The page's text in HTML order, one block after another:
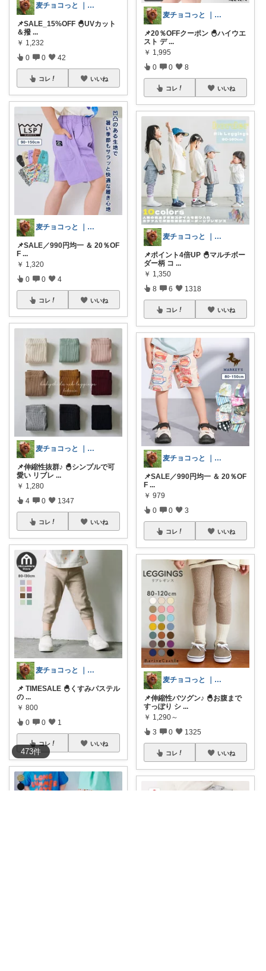
473件
麦チョコっと ｜ キッズ＆ベビー 夏
📌SALE_15%OFF 🐣UVカット
＆撥 ...
￥ 1,232
0 0 42
コレ いいね
麦チョコっと ｜ キッズ＆ベビー 夏
📌SALE／990円均一 ＆ 20％OF
F ...
￥ 1,320
0 0 4
コレ いいね
麦チョコっと ｜ キッズ＆ベビー 夏
📌伸縮性抜群♪ 🐣シンプルで可
愛い リブレ ...
￥ 1,280
4 0 1347
コレ いいね
麦チョコっと ｜ キッズ＆ベビー 夏
📌 TIMESALE 🐣くすみパステル
の ...
￥ 800
0 0 1
コレ いいね
麦チョコっと ｜ キッズ＆ベビー 夏
📌20％OFFクーポン 🐣ハイウエ
スト デ ...
￥ 1,995
0 0 8
コレ いいね
麦チョコっと ｜ キッズ＆ベビー 夏
📌ポイント4倍UP 🐣マルチボー
ダー柄 コ ...
￥ 1,350
8 6 1318
コレ いいね
麦チョコっと ｜ キッズ＆ベビー 夏
📌SALE／990円均一 ＆ 20％OF
F ...
￥ 979
0 0 3
コレ いいね
麦チョコっと ｜ キッズ＆ベビー 夏
📌伸縮性バツグン♪ 🐣お腹まで
すっぽり シ ...
￥ 1,290～
3 0 1325
コレ いいね